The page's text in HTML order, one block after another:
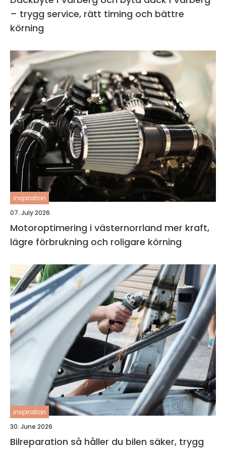
– trygg service, rätt timing och bättre
körning
inspiration
07. July 2026
Motoroptimering i västernorrland mer kraft,
lägre förbrukning och roligare körning
inspiration
30. June 2026
Bilreparation så håller du bilen säker, trygg